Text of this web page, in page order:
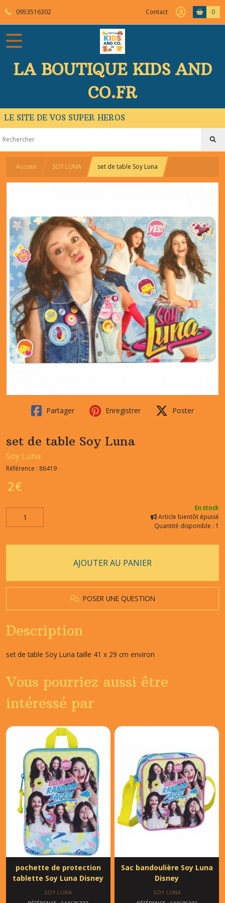
0953516302 Contact 0
LA BOUTIQUE KIDS AND
CO.FR
LE SITE DE VOS SUPER HEROS
Accueil SOY LUNA set de table Soy Luna
Partager Enregistrer Poster
set de table Soy Luna
Soy Luna
Référence : 86419
2€
En stock
Article bientôt épuisé
Quantité disponible : 1
AJOUTER AU PANIER
POSER UNE QUESTION
Description
set de table Soy Luna taille 41 x 29 cm environ
Vous pourriez aussi être
intéressé par
pochette de protection
tablette Soy Luna Disney
SOY LUNA
Sac bandoulière Soy Luna
Disney
SOY LUNA